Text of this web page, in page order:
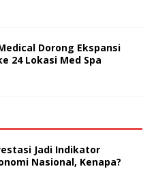
Dorong Ekspansi
24 Lokasi Med Spa
Jadi Indikator
Nasional, Kenapa?